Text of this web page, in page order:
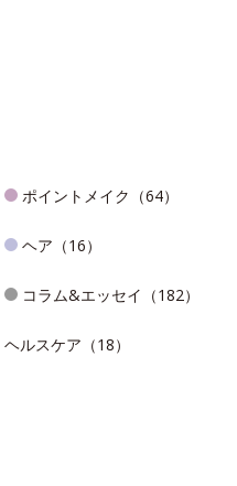
ポイントメイク（64）
ヘア（16）
コラム&エッセイ（182）
ヘルスケア（18）